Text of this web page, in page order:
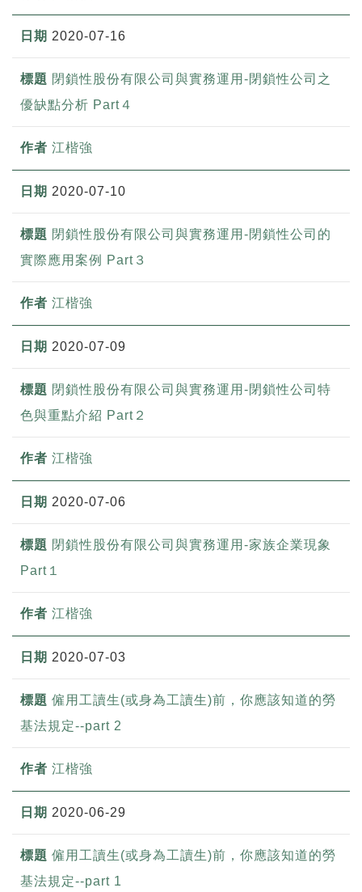
2020-07-16
閉鎖性股份有限公司與實務運用-閉鎖性公司之
優缺點分析 Part４
江楷強
2020-07-10
閉鎖性股份有限公司與實務運用-閉鎖性公司的
實際應用案例 Part３
江楷強
2020-07-09
閉鎖性股份有限公司與實務運用-閉鎖性公司特
色與重點介紹 Part２
江楷強
2020-07-06
閉鎖性股份有限公司與實務運用-家族企業現象
Part１
江楷強
2020-07-03
僱用工讀生(或身為工讀生)前，你應該知道的勞
基法規定--part 2
江楷強
2020-06-29
僱用工讀生(或身為工讀生)前，你應該知道的勞
基法規定--part 1